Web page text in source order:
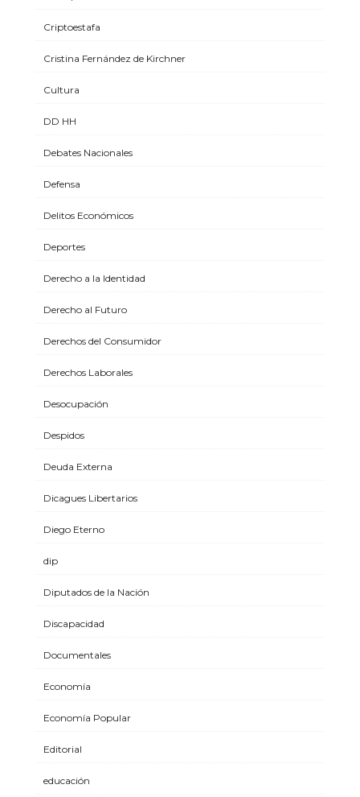
Criptoestafa
Cristina Fernández de Kirchner
Cultura
DD HH
Debates Nacionales
Defensa
Delitos Económicos
Deportes
Derecho a la Identidad
Derecho al Futuro
Derechos del Consumidor
Derechos Laborales
Desocupación
Despidos
Deuda Externa
Dicagues Libertarios
Diego Eterno
dip
Diputados de la Nación
Discapacidad
Documentales
Economía
Economía Popular
Editorial
educación